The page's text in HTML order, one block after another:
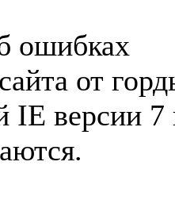
ошибках
от
IE версии